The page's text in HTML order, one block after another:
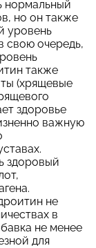
нормальный
но он также
уровень
свою очередь,
также
(хрящевые
здоровье
важную
здоровый
не
в
не менее
для